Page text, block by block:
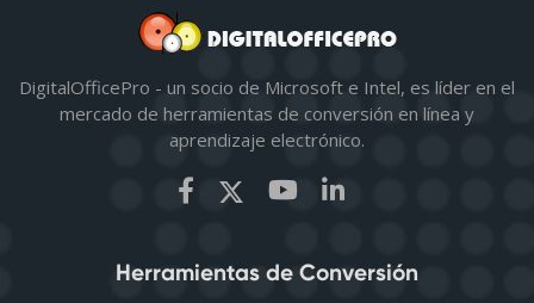
DigitalOfficePro - un socio de Microsoft e Intel, es líder en el
mercado de herramientas de conversión en línea y
aprendizaje electrónico.
Herramientas de Conversión